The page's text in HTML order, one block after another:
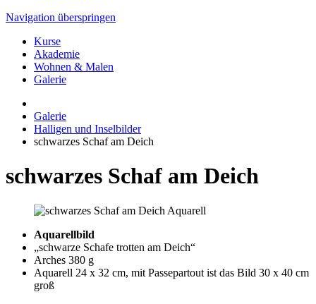
Navigation überspringen
Kurse
Akademie
Wohnen & Malen
Galerie
Galerie
Halligen und Inselbilder
schwarzes Schaf am Deich
schwarzes Schaf am Deich
Aquarellbild
„schwarze Schafe trotten am Deich“
Arches 380 g
Aquarell 24 x 32 cm, mit Passepartout ist das Bild 30 x 40 cm
groß